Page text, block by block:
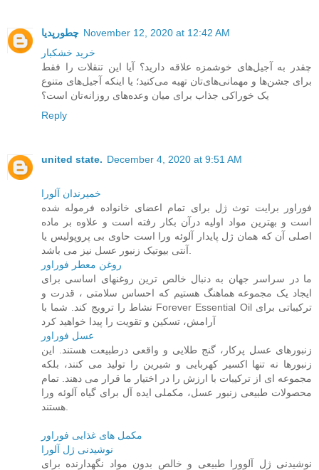
چطورپدیا November 12, 2020 at 12:42 AM
خرید خشکبار
چقدر به آجیل‌های خوشمزه علاقه دارید؟ آیا این تنقلات را فقط
برای جشن‌ها و مهمانی‌های‌تان تهیه می‌کنید؛ یا اینکه آجیل‌های متنوع
یک خوراکی جذاب برای میان وعده‌های روزانه‌تان است؟
Reply
united state. December 4, 2020 at 9:51 AM
خمیرندان آلورا
فوراور برایت توث ژل برای تمام اعضای خانواده فرموله شده
است و بهترین مواد اولیه درآن بکار رفته است و علاوه بر ماده
اصلی آن که همان ژل پایدار آلوئه ورا است حاوی بی پروپولیس یا
روغن معطر فوراور
ما در سراسر جهان به دنبال خالص ترین روغنهای اساسی برای
ایجاد یک مجموعه هماهنگ هستیم که احساس سلامتی ، قدرت و
نشاط را ترویج کند. شما با Forever Essential Oil ترکیباتی برای
آرامش، تسکین و تقویت را پیدا خواهید کرد
عسل فوراور
زنبورهای عسل پرکار، گنج طلایی و واقعی درطبیعت هستند. این
زنبورها نه تنها اکسیر کهربایی و شیرین را تولید می کنند، بلکه
مجموعه ای از ترکیبات با ارزش را در اختیار ما قرار می دهند. تمام
محصولات طبیعی زنبور عسل، مکملی ایده آل برای گیاه آلوئه ورا
مکمل های غذایی فوراور
نوشیدنی ژل آلورا
نوشیدنی ژل آلوورا طبیعی و خالص بدون مواد نگهدارنده برای